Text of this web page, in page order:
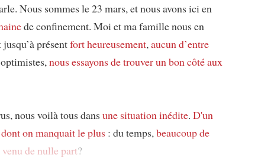
Nous sommes le 23 mars, et nous avons ici en
de confinement. Moi et ma famille nous en
jusqu’à présentfort heureusement, aucun d’entre
nous essayons de trouverun bon côté aux
nous voilà tous dansune situation inédite. D'un
on manquait le plus : du temps, beaucoup de
venu de nulle part?